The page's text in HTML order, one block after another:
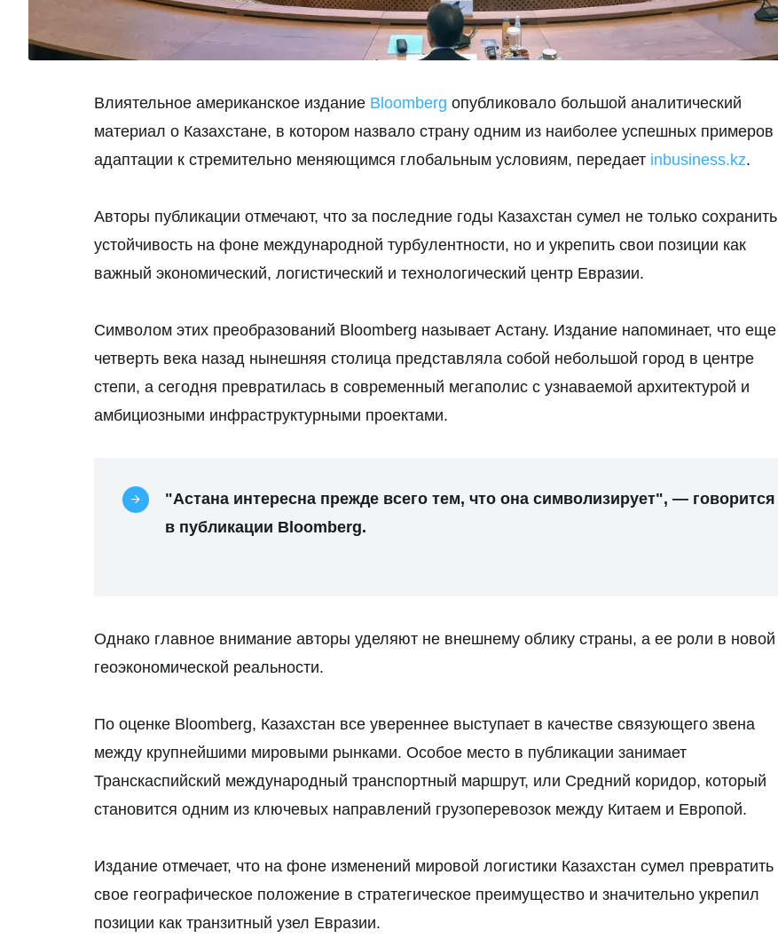
Влиятельное американское издание Bloomberg опубликовало большой аналитический
материал о Казахстане, в котором назвало страну одним из наиболее успешных примеров
адаптации к стремительно меняющимся глобальным условиям, передает inbusiness.kz.
Авторы публикации отмечают, что за последние годы Казахстан сумел не только сохранить
устойчивость на фоне международной турбулентности, но и укрепить свои позиции как
важный экономический, логистический и технологический центр Евразии.
Символом этих преобразований Bloomberg называет Астану. Издание напоминает, что еще
четверть века назад нынешняя столица представляла собой небольшой город в центре
степи, а сегодня превратилась в современный мегаполис с узнаваемой архитектурой и
амбициозными инфраструктурными проектами.
"Астана интересна прежде всего тем, что она символизирует", — говорится
в публикации Bloomberg.
Однако главное внимание авторы уделяют не внешнему облику страны, а ее роли в новой
геоэкономической реальности.
По оценке Bloomberg, Казахстан все увереннее выступает в качестве связующего звена
между крупнейшими мировыми рынками. Особое место в публикации занимает
Транскаспийский международный транспортный маршрут, или Средний коридор, который
становится одним из ключевых направлений грузоперевозок между Китаем и Европой.
Издание отмечает, что на фоне изменений мировой логистики Казахстан сумел превратить
свое географическое положение в стратегическое преимущество и значительно укрепил
позиции как транзитный узел Евразии.